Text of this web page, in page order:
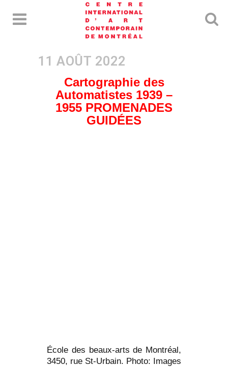
Cartographie des
Automatistes 1939 –
1955 PROMENADES
GUIDÉES
École des beaux-arts de Montréal,
3450, rue St-Urbain. Photo: Images